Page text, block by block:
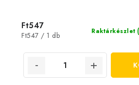
Raktárkészlet
Ft547
Egységár:
Ft547 / 1 db